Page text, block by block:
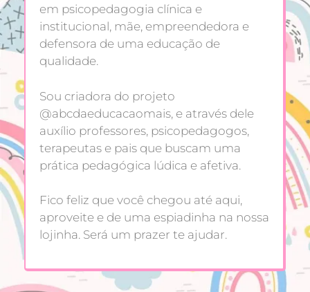
em psicopedagogia clínica e
institucional, mãe, empreendedora e
defensora de uma educação de
qualidade.
Sou criadora do projeto
@abcdaeducacaomais, e através dele
auxílio professores, psicopedagogos,
terapeutas e pais que buscam uma
prática pedagógica lúdica e afetiva.
Fico feliz que você chegou até aqui,
aproveite e de uma espiadinha na nossa
lojinha. Será um prazer te ajudar.